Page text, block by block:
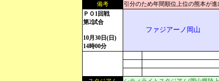
備考
引分のため年間順位上位の熊本が進
ＰＯ1回戦
第2試合
10月30日(日)
14時00分
ファジアーノ岡山